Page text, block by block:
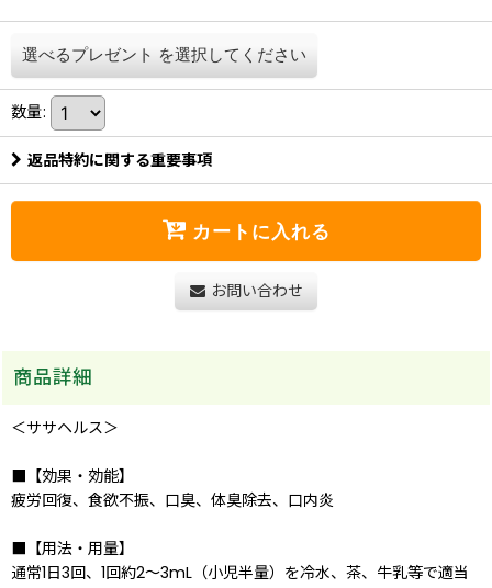
選べるプレゼント を選択してください
数量:
返品特約に関する重要事項
カートに入れる
お問い合わせ
商品詳細
＜ササヘルス＞
■【効果・効能】
疲労回復、食欲不振、口臭、体臭除去、口内炎
■【用法・用量】
通常1日3回、1回約2〜3mL（小児半量）を冷水、茶、牛乳等で適当